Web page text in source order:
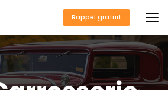
Rappel gratuit